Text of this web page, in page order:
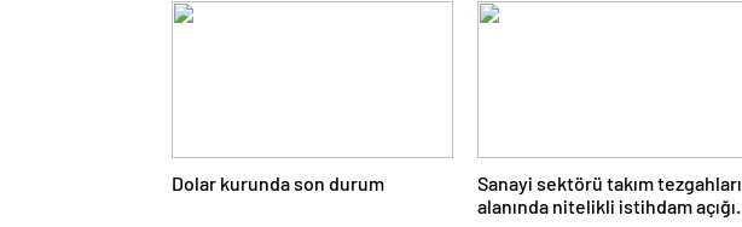
Dolar kurunda son durum
Sanayi sektörü takım tezgahları
alanında nitelikli istihdam açığı